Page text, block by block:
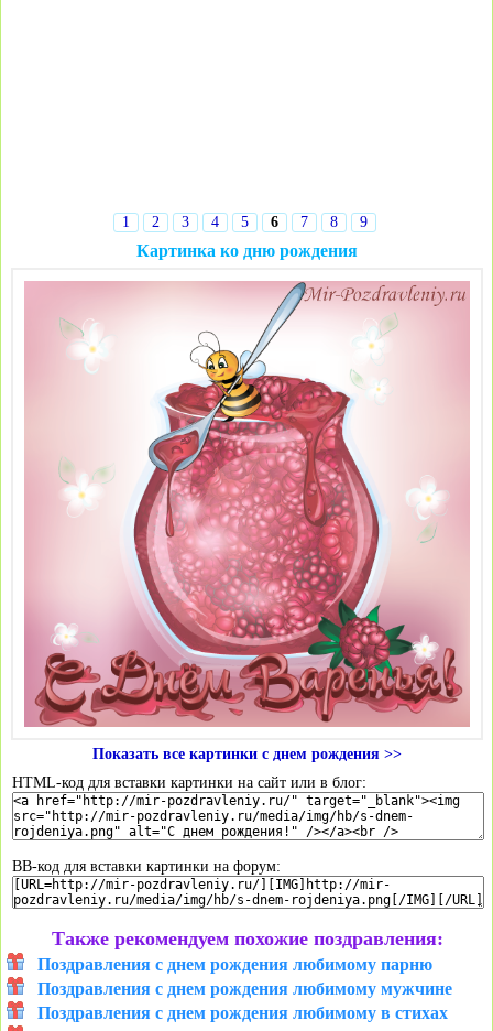
1 2 3 4 5 6 7 8 9
Картинка ко дню рождения
Показать все картинки с днем рождения >>
HTML-код для вставки картинки на сайт или в блог:
BB-код для вставки картинки на форум:
Также рекомендуем похожие поздравления:
Поздравления с днем рождения любимому парню
Поздравления с днем рождения любимому мужчине
Поздравления с днем рождения любимому в стихах